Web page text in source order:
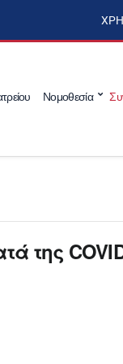
Νομοθεσία
της